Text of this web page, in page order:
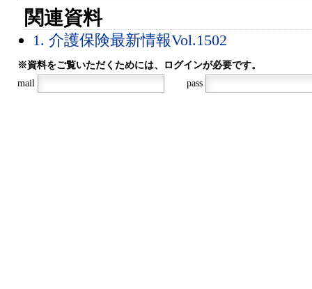
関連資料
1. 介護保険最新情報Vol.1502
※資料をご覧いただくためには、ログインが必要です。
mail
pass